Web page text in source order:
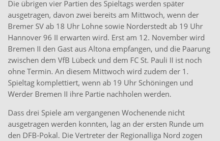
Die übrigen vier Partien des Spieltags werden später
ausgetragen, davon zwei bereits am Mittwoch, wenn der
Bremer SV ab 18 Uhr Lohne sowie Norderstedt ab 19 Uhr
Hannover 96 II erwarten wird. Erst am 12. November wird
Bremen II den Gast aus Altona empfangen, und die Paarung
zwischen dem VfB Lübeck und dem FC St. Pauli II ist noch
ohne Termin. An diesem Mittwoch wird zudem der 1.
Spieltag komplettiert, wenn ab 19 Uhr Schöningen und
Werder Bremen II ihre Partie nachholen werden.
Dass drei Spiele am vergangenen Wochenende nicht
ausgetragen werden konnten, lag an der ersten Runde um
den DFB-Pokal. Die Vertreter der Regionalliga Nord zogen